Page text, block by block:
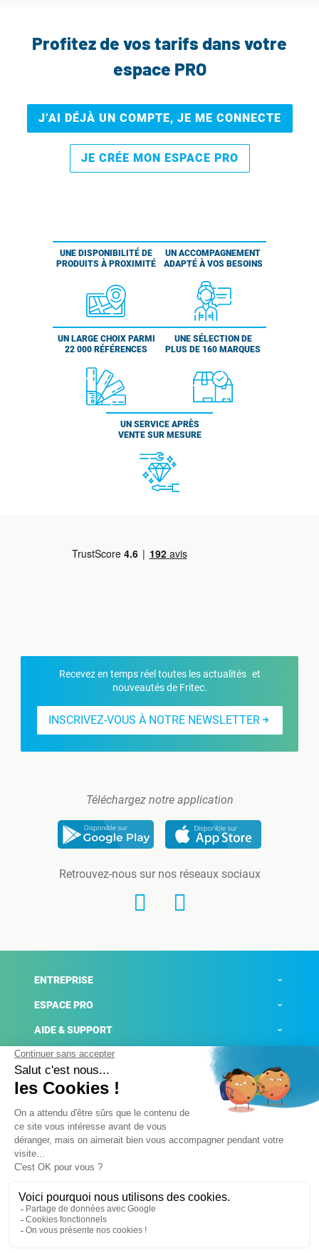
Profitez de vos tarifs dans votre
espace PRO
J’AI DÉJÀ UN COMPTE, JE ME CONNECTE
JE CRÉE MON ESPACE PRO
UNE DISPONIBILITÉ DE
PRODUITS À PROXIMITÉ
UN ACCOMPAGNEMENT
ADAPTÉ À VOS BESOINS
UN LARGE CHOIX PARMI
22 000 RÉFÉRENCES
UNE SÉLECTION DE
PLUS DE 160 MARQUES
UN SERVICE APRÈS
VENTE SUR MESURE
Recevez en temps réel toutes les actualités et
nouveautés de Fritec.
INSCRIVEZ-VOUS À NOTRE NEWSLETTER
Téléchargez notre application
Retrouvez-nous sur nos réseaux sociaux
ENTREPRISE
ESPACE PRO
AIDE & SUPPORT
ACTUALITÉS
Mentions légales
Conditions générales de ventes
Plateforme de signalement